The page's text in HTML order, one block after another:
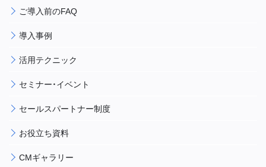
ご導入前のFAQ
導入事例
活用テクニック
セミナー・イベント
セールスパートナー制度
お役立ち資料
CMギャラリー